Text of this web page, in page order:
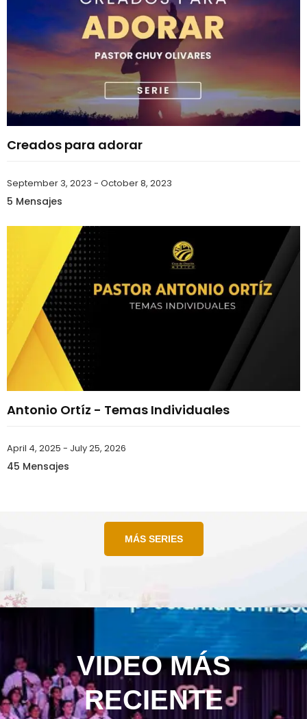
Creados para adorar
September 3, 2023 - October 8, 2023
5 Mensajes
Antonio Ortíz - Temas Individuales
April 4, 2025 - July 25, 2026
45 Mensajes
MÁS SERIES
VIDEO MÁS
RECIENTE